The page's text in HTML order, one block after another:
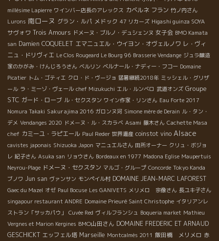
millésime Lapierre ワインバー店長のアレックス カベルネ フラン 竹ノ内さん
Lurons 南ローヌ グラン・ルパ メドック 47 リカーズ Higashi guinza SOYA
サヴォワ Trois Amours ドメーヌ・ブルノ・デュシェンヌ 女子会 BMO Kamata
san Damien COQUELET エマニュエル・ウイヨン・オヴェルノワ レ・ヴィ
ニュ・ドリヴィエ Le Clos Rougeard Le Bourg 96 Brasserie Vendange ジュラ醸造
家のかがみ・けんじろうさん ベルリン ベルナール・ナディー・フコー Domaine
Picatier トム・ゴティエ クロ・ド・ヴージョ 猛暑継続2018年 ミッシェル・グリザ
ール ラ・ミーゾ・ヴェール chef Mizukuchi エル・ルンベロ 武道オンズ Groupe
STC ガード・ローブ ル・セクスタン ワイン作家・リンさん Eau Forte 2017
Nomura Takaki Sakurajima 2016 ガロンヌ河 Simone mère de Derain ル・タン・
デメ Vendanges 2020 ドメーヌ・ル・スカラベ Asami 藤木さん Cachette Masa
chef カミーユ・ラピエール Paul Reder 世界遺産 coinstot vino Alsace
cavistes japonais Shizuoka Japon マニュエルさん 田所オーナー クリュ・ボジョ
レ 紀子さん Asuka san リョウさん Bordeaux en 1977 Madona Eglise Maupertuis
Neyrou-Plage ドメーヌ・セクスタン マルゴ・グループ Concorde Tokyo Kanda
ブノワ Jun san ヴァンサン モンペイル村 DOMAINE JEAN-MARC LAFOREST
Gaec du Mazel オゼ Paul Bocuse Les GANIVETS メリメロ 宗像さん 長ユキ子さん
singapour restaurant ANDRE Domaine Prieuré Saint Christophe イタリアンレ
ストラン「サッカパウ」
Cuvée Red ヴィルフランシュ Boqueria market Mathieu
Vergnes et Marion Kergines BMO山田さん DOMAINE FREDERIC ET ARNAUD
GESCHICKT エッフェル塔 Marseille Montcalmès 2011 飯田橋 メリメロ 赤